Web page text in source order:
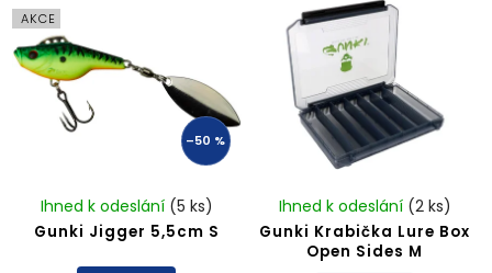
AKCE
–50 %
Gunki Jigger 5,5cm S
Ihned k odeslání (5 ks)
Gunki Krabička Lure Box
Open Sides M
Ihned k odeslání (2 ks)